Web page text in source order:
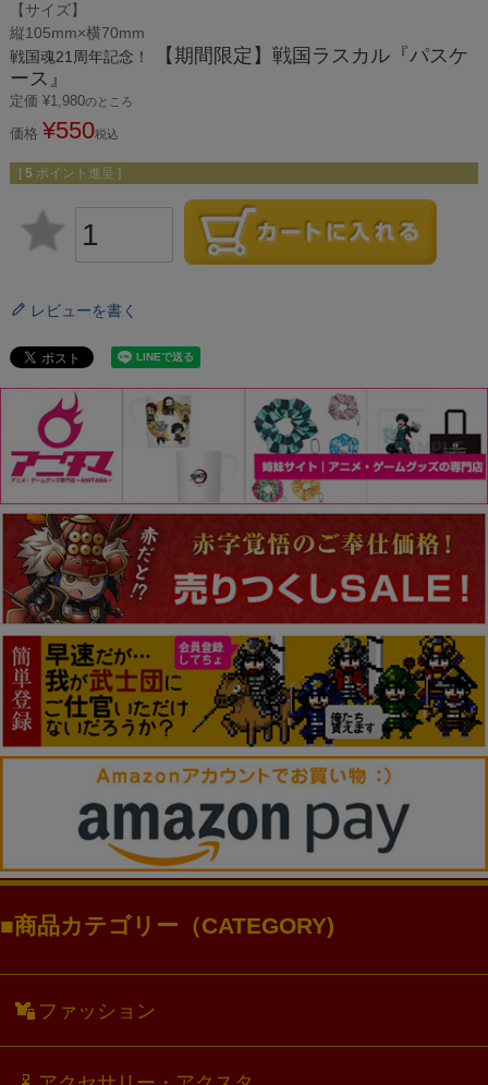
【サイズ】
縦105mm×横70mm
戦国魂21周年記念！
【期間限定】戦国ラスカル『パスケ
ース』
定価 ¥1,980のところ
価格 ¥550税込
[ 5 ポイント進呈 ]
レビューを書く
商品カテゴリー（CATEGORY)
ファッション